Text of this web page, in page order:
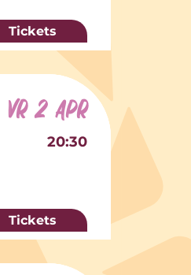
Tickets
vr 2 apr
20:30
Tickets